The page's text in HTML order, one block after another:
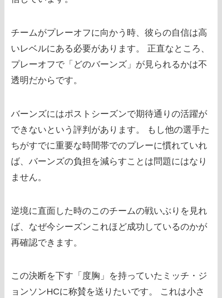
チームがプレーオフに向かう時、彼らの自信は高
いレベルにある必要があります。 正直なところ、
プレーオフで「どのバーンズ」が見られるかは不
透明だからです。
バーンズにはポストシーズンで期待通りの活躍が
できないという評判があります。 もし他の選手た
ちがすでに重要な時間帯でのプレーに慣れていれ
ば、バーンズの負担を減らすことは問題にはなり
ません。
逆境に直面した時のこのチームの戦いぶりを見れ
ば、なぜ今シーズンこれほど成功しているのかが
再確認できます。
この決断を下す「度胸」を持っていたミッチ・ジ
ョンソンHCに称賛を送りたいです。 これは小さ